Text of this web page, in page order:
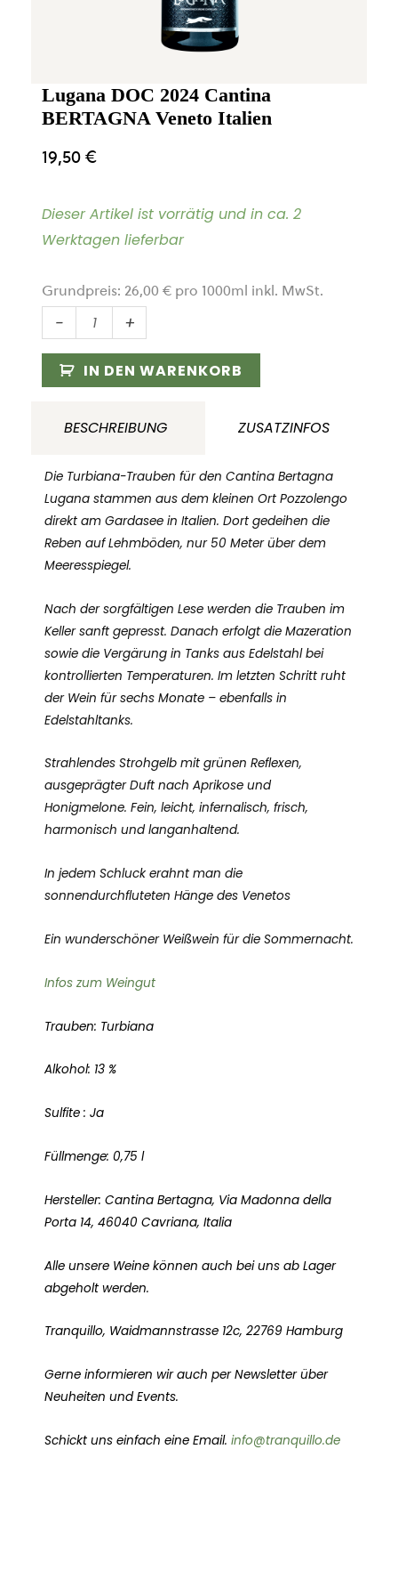
Lugana DOC 2024 Cantina
BERTAGNA Veneto Italien
19,50€
Dieser Artikel ist vorrätig und in ca. 2
Werktagen lieferbar
Grundpreis: 26,00 € pro 1000ml inkl. MwSt.
-
Lugana
DOC
2024
BERTAGNA
Italien
Menge
+
IN DEN WARENKORB
BESCHREIBUNG ZUSATZINFOS
Die Turbiana-Trauben für den Cantina Bertagna
Lugana stammen aus dem kleinen Ort Pozzolengo
direkt am Gardasee in Italien. Dort gedeihen die
Reben auf Lehmböden, nur 50 Meter über dem
Meeresspiegel.
Nach der sorgfältigen Lese werden die Trauben im
Keller sanft gepresst. Danach erfolgt die Mazeration
sowie die Vergärung in Tanks aus Edelstahl bei
kontrollierten Temperaturen. Im letzten Schritt ruht
der Wein für sechs Monate – ebenfalls in
Edelstahltanks.
Strahlendes Strohgelb mit grünen Reflexen,
ausgeprägter Duft nach Aprikose und
Honigmelone. Fein, leicht, infernalisch, frisch,
harmonisch und langanhaltend.
In jedem Schluck erahnt man die
sonnendurchfluteten Hänge des Venetos
Ein wunderschöner Weißwein für die Sommernacht.
Infos zum Weingut
Trauben: Turbiana
Alkohol: 13 %
Sulfite : Ja
Füllmenge: 0,75 l
Hersteller: Cantina Bertagna, Via Madonna della
Porta 14, 46040 Cavriana, Italia
Alle unsere Weine können auch bei uns ab Lager
abgeholt werden.
Tranquillo, Waidmannstrasse 12c, 22769 Hamburg
Gerne informieren wir auch per Newsletter über
Neuheiten und Events.
Schickt uns einfach eine Email. info@tranquillo.de